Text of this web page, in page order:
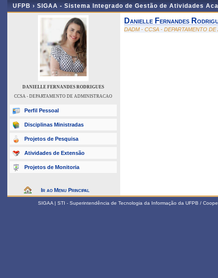
UFPB › SIGAA - Sistema Integrado de Gestão de Atividades
DANIELLE FERNANDES RODRIGUES
CCSA - DEPARTAMENTO DE ADMINISTRACAO
Perfil Pessoal
Disciplinas Ministradas
Projetos de Pesquisa
Atividades de Extensão
Projetos de Monitoria
Ir ao Menu Principal
Danielle Fernandes
DADM - CCSA - DEPARTAMENTO
SIGAA | STI - Superintendência de Tecnologia da Informação da UFPB /